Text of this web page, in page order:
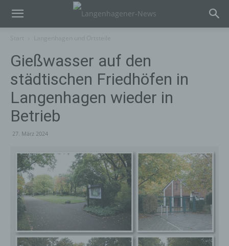
Gießwasser auf den
städtischen Friedhöfen in
Langenhagen wieder in
Betrieb
27. März 2024